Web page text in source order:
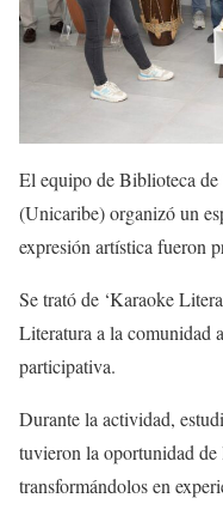
El equipo de Biblioteca
(Unicaribe) organizó un
expresión artística fueron
Se trató de ‘Karaoke
Literatura a la comunidad
participativa.
Durante la actividad,
tuvieron la oportunidad de
transformándolos en